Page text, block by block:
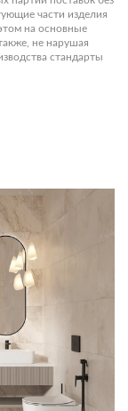
части изделия
на основные
не нарушая
стандарты